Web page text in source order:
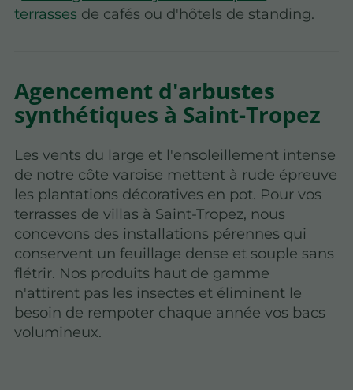
terrasses de cafés ou d'hôtels de standing.
Agencement d'arbustes
synthétiques à Saint-Tropez
Les vents du large et l'ensoleillement intense
de notre côte varoise mettent à rude épreuve
les plantations décoratives en pot. Pour vos
terrasses de villas à Saint-Tropez, nous
concevons des installations pérennes qui
conservent un feuillage dense et souple sans
flétrir. Nos produits haut de gamme
n'attirent pas les insectes et éliminent le
besoin de rempoter chaque année vos bacs
volumineux.